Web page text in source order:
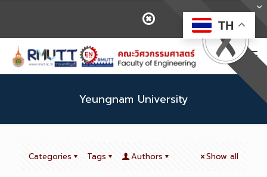
Yeungnam University
Categories Tags Authors Show all
TH